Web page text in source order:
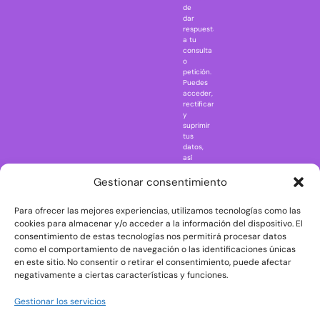
Gestionar consentimiento
Para ofrecer las mejores experiencias, utilizamos tecnologías como las
cookies para almacenar y/o acceder a la información del dispositivo. El
consentimiento de estas tecnologías nos permitirá procesar datos
como el comportamiento de navegación o las identificaciones únicas
en este sitio. No consentir o retirar el consentimiento, puede afectar
negativamente a ciertas características y funciones.
Gestionar los servicios
Rick and
The Big Bang
Theory
The Blues
Brothers
The
de
dar
respuesta
a tu
consulta
o
petición.
Puedes
acceder,
rectificar
y
suprimir
tus
datos,
así
ejercer
consultando
la
información
adicional
y
detallada
sobre